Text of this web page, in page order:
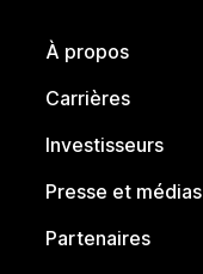
À propos
Carrières
Investisseurs
Presse et médias
Partenaires